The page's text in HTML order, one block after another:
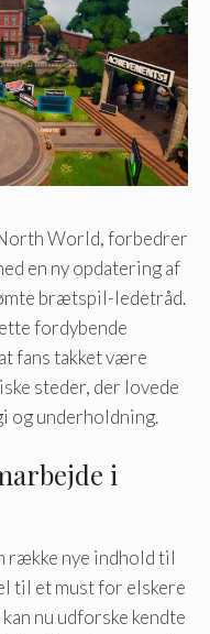
World, forbedrer
en ny opdatering af
brætspil-ledetråd.
fordybende
fans takket være
steder, der lovede
og underholdning.
i
række nye indhold til
til et must for elskere
nu udforske kendte